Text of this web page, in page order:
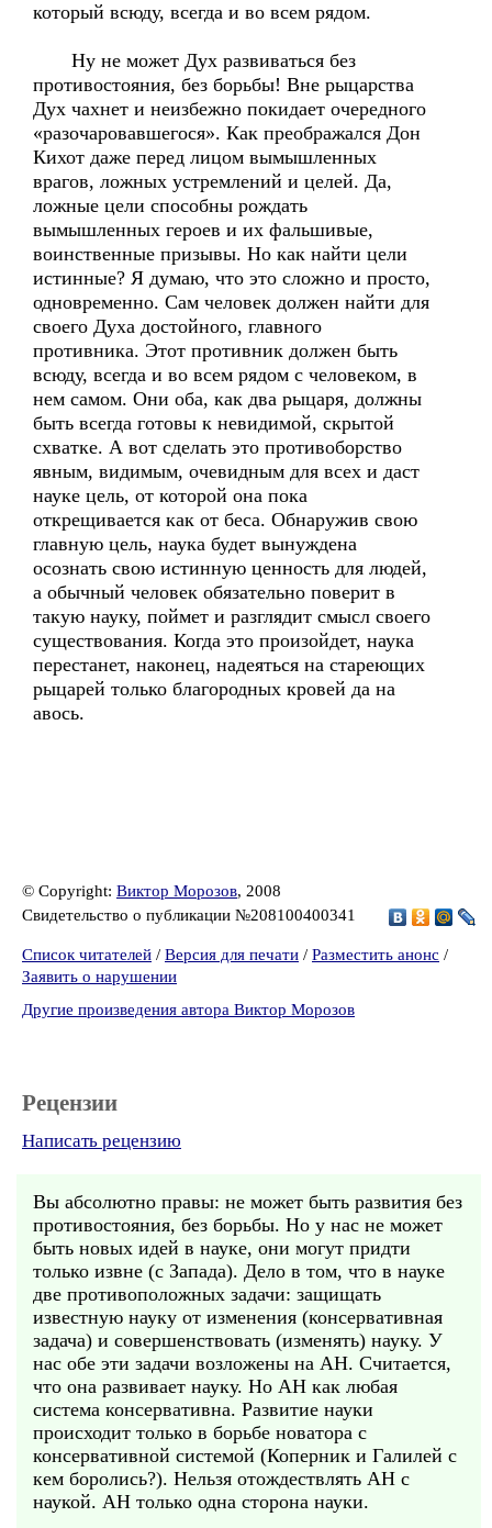
который всюду, всегда и во всем рядом.
Ну не может Дух развиваться без
противостояния, без борьбы! Вне рыцарства
Дух чахнет и неизбежно покидает очередного
«разочаровавшегося». Как преображался Дон
Кихот даже перед лицом вымышленных
врагов, ложных устремлений и целей. Да,
ложные цели способны рождать
вымышленных героев и их фальшивые,
воинственные призывы. Но как найти цели
истинные? Я думаю, что это сложно и просто,
одновременно. Сам человек должен найти для
своего Духа достойного, главного
противника. Этот противник должен быть
всюду, всегда и во всем рядом с человеком, в
нем самом. Они оба, как два рыцаря, должны
быть всегда готовы к невидимой, скрытой
схватке. А вот сделать это противоборство
явным, видимым, очевидным для всех и даст
науке цель, от которой она пока
открещивается как от беса. Обнаружив свою
главную цель, наука будет вынуждена
осознать свою истинную ценность для людей,
а обычный человек обязательно поверит в
такую науку, поймет и разглядит смысл своего
существования. Когда это произойдет, наука
перестанет, наконец, надеяться на стареющих
рыцарей только благородных кровей да на
авось.
© Copyright: Виктор Морозов, 2008
Свидетельство о публикации №208100400341
Список читателей / Версия для печати / Разместить анонс /
Заявить о нарушении
Другие произведения автора Виктор Морозов
Рецензии
Написать рецензию
Вы абсолютно правы: не может быть развития без
противостояния, без борьбы. Но у нас не может
быть новых идей в науке, они могут придти
только извне (с Запада). Дело в том, что в науке
две противоположных задачи: защищать
известную науку от изменения (консервативная
задача) и совершенствовать (изменять) науку. У
нас обе эти задачи возложены на АН. Считается,
что она развивает науку. Но АН как любая
система консервативна. Развитие науки
происходит только в борьбе новатора с
консервативной системой (Коперник и Галилей с
кем боролись?). Нельзя отождествлять АН с
наукой. АН только одна сторона науки.